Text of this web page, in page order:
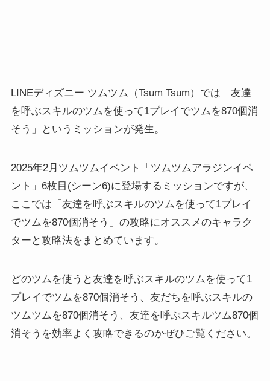
LINEディズニー ツムツム（Tsum Tsum）では「友達
を呼ぶスキルのツムを使って1プレイでツムを870個消
そう」というミッションが発生。
2025年2月ツムツムイベント「ツムツムアラジンイベ
ント」6枚目(シーン6)に登場するミッションですが、
ここでは「友達を呼ぶスキルのツムを使って1プレイ
でツムを870個消そう」の攻略にオススメのキャラク
ターと攻略法をまとめています。
どのツムを使うと友達を呼ぶスキルのツムを使って1
プレイでツムを870個消そう、友だちを呼ぶスキルの
ツムツムを870個消そう、友達を呼ぶスキルツム870個
消そうを効率よく攻略できるのかぜひご覧ください。